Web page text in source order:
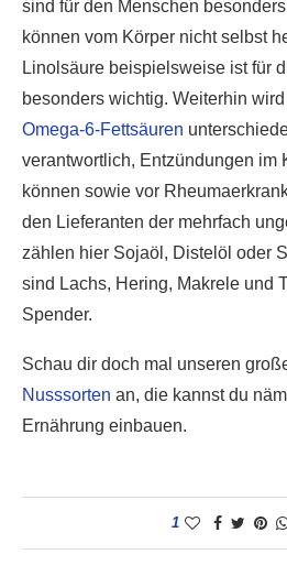
sind für den Menschen
können vom Körper nicht selbst
Linolsäure beispielsweise ist für
besonders wichtig. Weiterhin
Omega-6-Fettsäuren
verantwortlich, Entzündungen im
können sowie vor
den Lieferanten der mehrfach
zählen hier Sojaöl, Distelöl oder
sind Lachs, Hering, Makrele und
Spender.
Schau dir doch mal unseren
Nusssorten an, die kannst du
Ernährung einbauen.
1